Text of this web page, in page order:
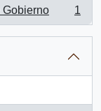
Gobierno 1